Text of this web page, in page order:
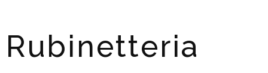
Rubinetteria